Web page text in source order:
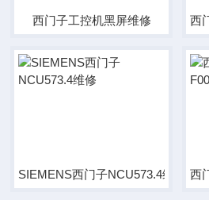
西门子工控机黑屏维修 西
SIEMENS西门子NCU573.4维修 西